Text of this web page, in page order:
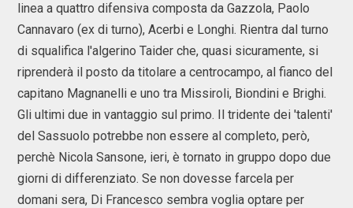
linea a quattro difensiva composta da Gazzola, Paolo
Cannavaro (ex di turno), Acerbi e Longhi. Rientra dal turno
di squalifica l'algerino Taider che, quasi sicuramente, si
riprenderà il posto da titolare a centrocampo, al fianco del
capitano Magnanelli e uno tra Missiroli, Biondini e Brighi.
Gli ultimi due in vantaggio sul primo. Il tridente dei 'talenti'
del Sassuolo potrebbe non essere al completo, però,
perchè Nicola Sansone, ieri, è tornato in gruppo dopo due
giorni di differenziato. Se non dovesse farcela per
domani sera, Di Francesco sembra voglia optare per